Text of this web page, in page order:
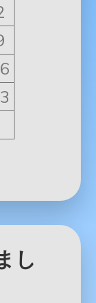
し